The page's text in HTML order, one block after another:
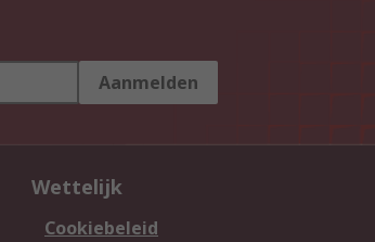
Aanmelden
Wettelijk
Cookiebeleid